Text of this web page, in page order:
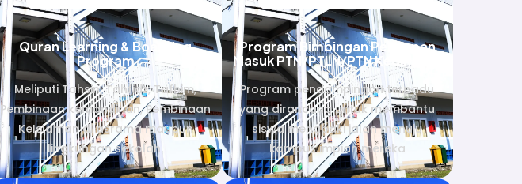
Quran Learning & Boarding
Program
Meliputi Tahsin, Tahfidz, Tafhim,
Pembinaan kemandirian, Pembinaan
KeIslaman di asrama maupun
lingkungan sekolah.
Program Bimbingan Persiapan
Masuk PTN/PTLN/PTN Kedinasan
Program pendampingan terpadu
yang dirancang untuk membantu
siswa menapaki jalan menuju
kampus impian mereka